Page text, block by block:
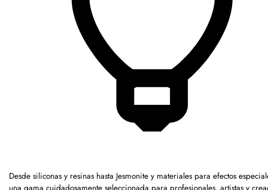
Desde siliconas y resinas hasta Jesmonite y materiales para efectos